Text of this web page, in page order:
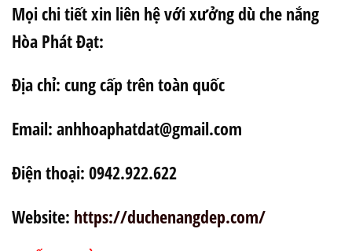
Mọi chi tiết xin liên hệ với xưởng dù che nắng
Hòa Phát Đạt:
Địa chỉ: cung cấp trên toàn quốc
Email: anhhoaphatdat@gmail.com
Điện thoại: 0942.922.622
Website: https://duchenangdep.com/